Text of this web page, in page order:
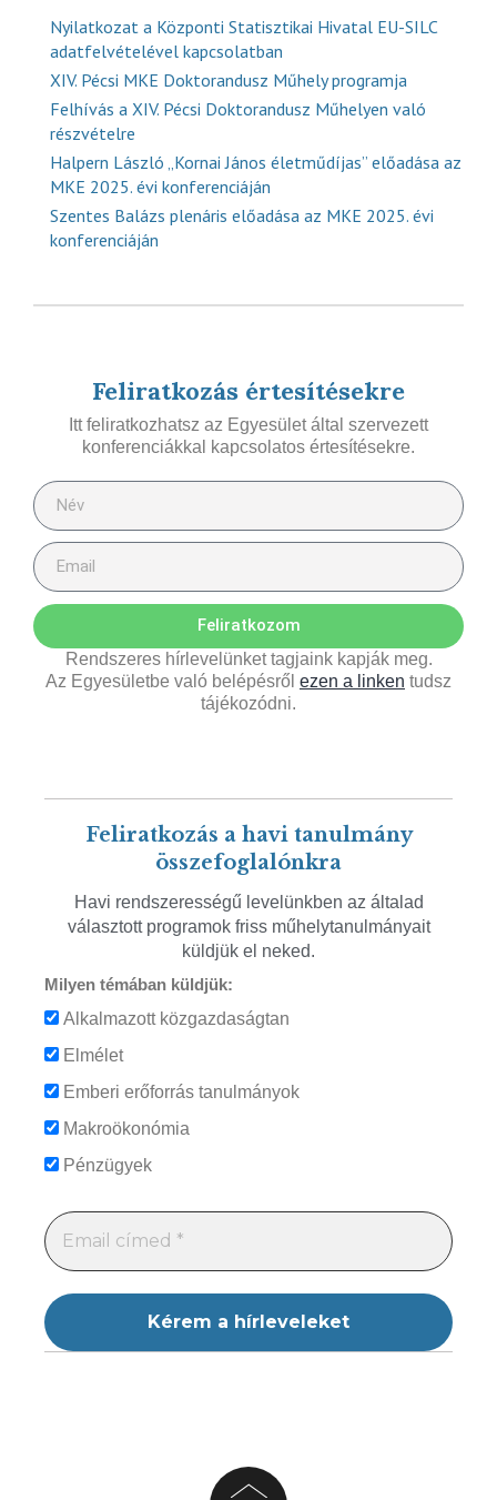
Nyilatkozat a Központi Statisztikai Hivatal EU-SILC
adatfelvételével kapcsolatban
XIV. Pécsi MKE Doktorandusz Műhely programja
Felhívás a XIV. Pécsi Doktorandusz Műhelyen való
részvételre
Halpern László „Kornai János életműdíjas” előadása az
MKE 2025. évi konferenciáján
Szentes Balázs plenáris előadása az MKE 2025. évi
konferenciáján
Feliratkozás értesítésekre
Itt feliratkozhatsz az Egyesület által szervezett
konferenciákkal kapcsolatos értesítésekre.
Feliratkozom
Rendszeres hírlevelünket tagjaink kapják meg.
Az Egyesületbe való belépésről ezen a linken tudsz
tájékozódni.
Feliratkozás a havi tanulmány
összefoglalónkra
Havi rendszerességű levelünkben az általad
választott programok friss műhelytanulmányait
küldjük el neked.
Milyen témában küldjük:
Alkalmazott közgazdaságtan
Elmélet
Emberi erőforrás tanulmányok
Makroökonómia
Pénzügyek